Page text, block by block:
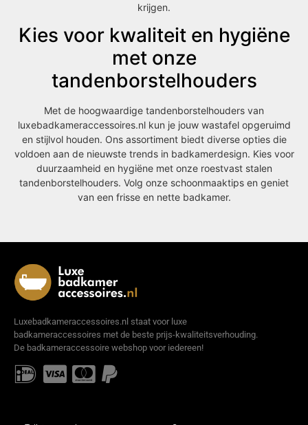
krijgen.
Kies voor kwaliteit en hygiëne
met onze
tandenborstelhouders
Met de hoogwaardige tandenborstelhouders van
luxebadkameraccessoires.nl kun je jouw wastafel opgeruimd
en stijlvol houden. Ons assortiment biedt diverse opties die
voldoen aan de nieuwste trends in badkamerdesign. Kies voor
duurzaamheid en hygiëne met onze roestvast stalen
tandenborstelhouders. Volg onze schoonmaaktips en geniet
van een frisse en nette badkamer.
Luxebadkameraccessoires.nl staat voor luxe
badkameraccessoires met de beste prijs-kwaliteitsverhouding.
De badkameraccessoire webshop voor iedereen!